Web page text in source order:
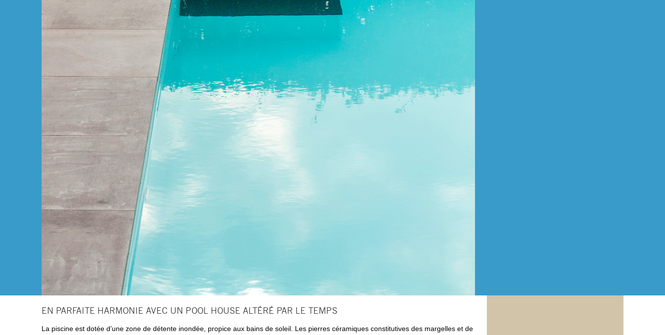
EN PARFAITE HARMONIE AVEC UN POOL HOUSE ALTÉRÉ PAR LE TEMPS
La piscine est dotée d’une zone de détente inondée, propice aux bains de soleil. Les pierres céramiques constitutives des margelles et de